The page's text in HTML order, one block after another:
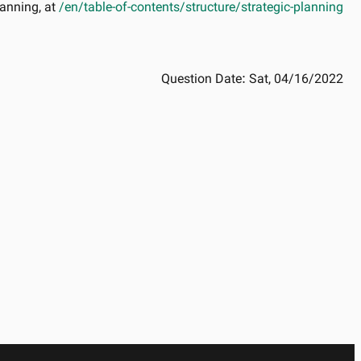
at/en/table-of-contents/structure/strategic-planning
Question Date: Sat, 04/16/2022